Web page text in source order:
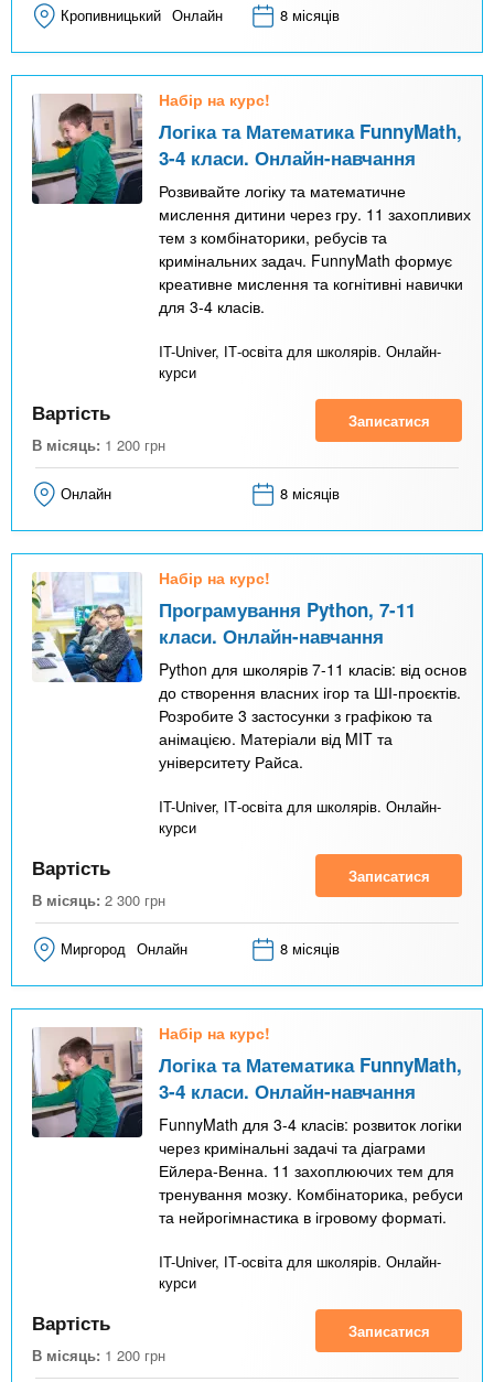
Кропивницький Онлайн 8 місяців
Набір на курс!
Логіка та Математика FunnyMath,
3-4 класи. Онлайн-навчання
Розвивайте логіку та математичне
мислення дитини через гру. 11 захопливих
тем з комбінаторики, ребусів та
кримінальних задач. FunnyMath формує
креативне мислення та когнітивні навички
для 3-4 класів.
IT-Univer, ІТ-освіта для школярів. Онлайн-
курси
Вартість
В місяць: 1 200 грн
Записатися
Онлайн 8 місяців
Набір на курс!
Програмування Python, 7-11
класи. Онлайн-навчання
Python для школярів 7-11 класів: від основ
до створення власних ігор та ШІ-проєктів.
Розробите 3 застосунки з графікою та
анімацією. Матеріали від MIT та
університету Райса.
IT-Univer, ІТ-освіта для школярів. Онлайн-
курси
Вартість
В місяць: 2 300 грн
Записатися
Миргород Онлайн 8 місяців
Набір на курс!
Логіка та Математика FunnyMath,
3-4 класи. Онлайн-навчання
FunnyMath для 3-4 класів: розвиток логіки
через кримінальні задачі та діаграми
Ейлера-Венна. 11 захоплюючих тем для
тренування мозку. Комбінаторика, ребуси
та нейрогімнастика в ігровому форматі.
IT-Univer, ІТ-освіта для школярів. Онлайн-
курси
Вартість
В місяць: 1 200 грн
Записатися